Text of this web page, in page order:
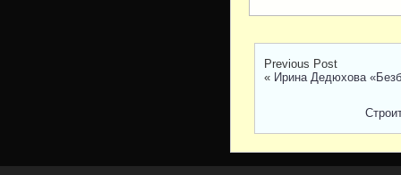
Previous Post
« Ирина Дедюхова